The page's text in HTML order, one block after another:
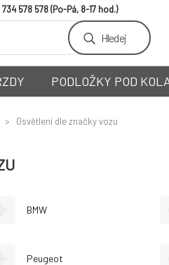
578 578
Hledej
PODLOŽKY POD
Osvětlení dle značky vozu
BMW
Peugeot